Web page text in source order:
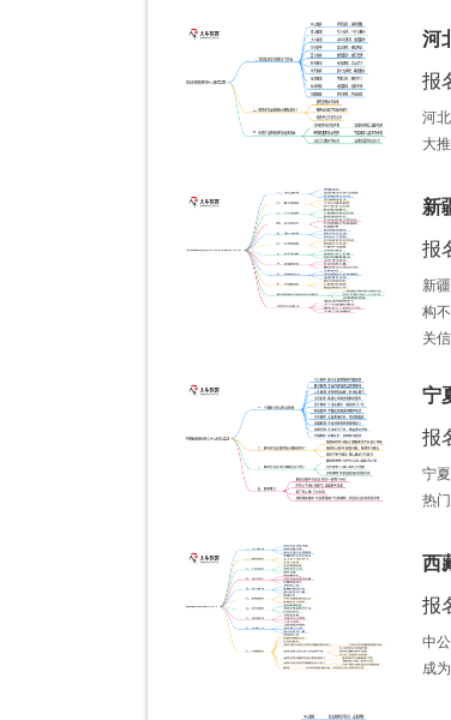
河
报
河
大
新
报
新
构
关信
宁
报
宁
热
西
报
中
成